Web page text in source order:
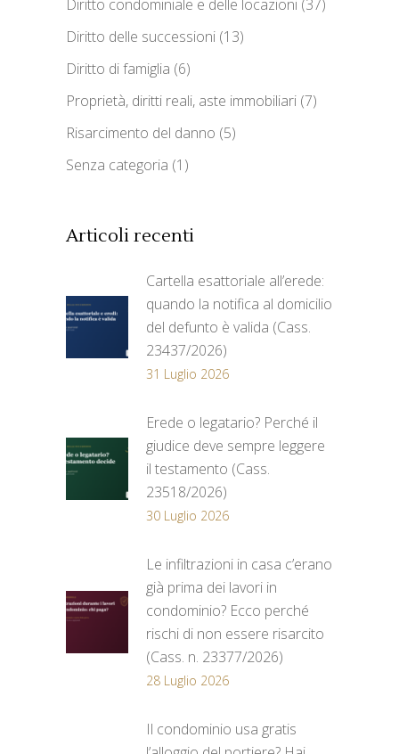
Diritto condominiale e delle locazioni (37)
Diritto delle successioni (13)
Diritto di famiglia (6)
Proprietà, diritti reali, aste immobiliari (7)
Risarcimento del danno (5)
Senza categoria (1)
Articoli recenti
Cartella esattoriale all’erede:
quando la notifica al domicilio
del defunto è valida (Cass.
23437/2026)
31 Luglio 2026
Erede o legatario? Perché il
giudice deve sempre leggere
il testamento (Cass.
23518/2026)
30 Luglio 2026
Le infiltrazioni in casa c’erano
già prima dei lavori in
condominio? Ecco perché
rischi di non essere risarcito
(Cass. n. 23377/2026)
28 Luglio 2026
Il condominio usa gratis